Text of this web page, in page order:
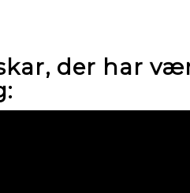
der har